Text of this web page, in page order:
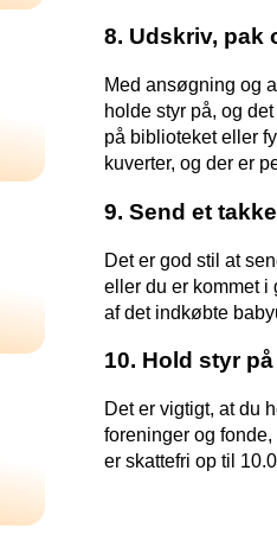
8. Udskriv, pak
Med ansøgning og
holde styr på, og
på biblioteket eller
kuverter, og der er
9. Send et
Det er god stil at
eller du er kommet i
af det indkøbte
10. Hold styr
Det er vigtigt, at du
foreninger og
er skattefri op til